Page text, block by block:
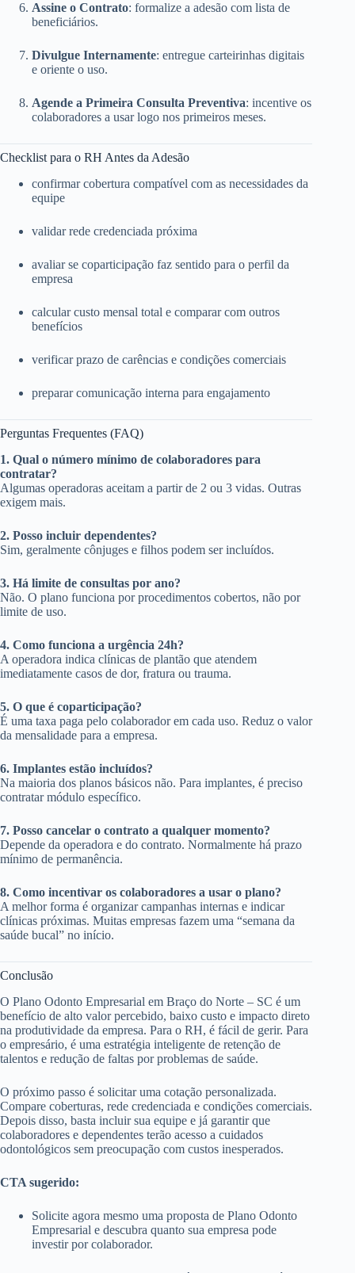
Assine o Contrato: formalize a adesão com lista de
beneficiários.
Divulgue Internamente: entregue carteirinhas digitais
e oriente o uso.
Agende a Primeira Consulta Preventiva: incentive os
colaboradores a usar logo nos primeiros meses.
Checklist para o RH Antes da Adesão
confirmar cobertura compatível com as necessidades da
equipe
validar rede credenciada próxima
avaliar se coparticipação faz sentido para o perfil da
empresa
calcular custo mensal total e comparar com outros
benefícios
verificar prazo de carências e condições comerciais
preparar comunicação interna para engajamento
Perguntas Frequentes (FAQ)
1. Qual o número mínimo de colaboradores para
contratar?
Algumas operadoras aceitam a partir de 2 ou 3 vidas. Outras
exigem mais.
2. Posso incluir dependentes?
Sim, geralmente cônjuges e filhos podem ser incluídos.
3. Há limite de consultas por ano?
Não. O plano funciona por procedimentos cobertos, não por
limite de uso.
4. Como funciona a urgência 24h?
A operadora indica clínicas de plantão que atendem
imediatamente casos de dor, fratura ou trauma.
5. O que é coparticipação?
É uma taxa paga pelo colaborador em cada uso. Reduz o valor
da mensalidade para a empresa.
6. Implantes estão incluídos?
Na maioria dos planos básicos não. Para implantes, é preciso
contratar módulo específico.
7. Posso cancelar o contrato a qualquer momento?
Depende da operadora e do contrato. Normalmente há prazo
mínimo de permanência.
8. Como incentivar os colaboradores a usar o plano?
A melhor forma é organizar campanhas internas e indicar
clínicas próximas. Muitas empresas fazem uma “semana da
saúde bucal” no início.
Conclusão
O Plano Odonto Empresarial em Braço do Norte – SC é um
benefício de alto valor percebido, baixo custo e impacto direto
na produtividade da empresa. Para o RH, é fácil de gerir. Para
o empresário, é uma estratégia inteligente de retenção de
talentos e redução de faltas por problemas de saúde.
O próximo passo é solicitar uma cotação personalizada.
Compare coberturas, rede credenciada e condições comerciais.
Depois disso, basta incluir sua equipe e já garantir que
colaboradores e dependentes terão acesso a cuidados
odontológicos sem preocupação com custos inesperados.
CTA sugerido:
Solicite agora mesmo uma proposta de Plano Odonto
Empresarial e descubra quanto sua empresa pode
investir por colaborador.